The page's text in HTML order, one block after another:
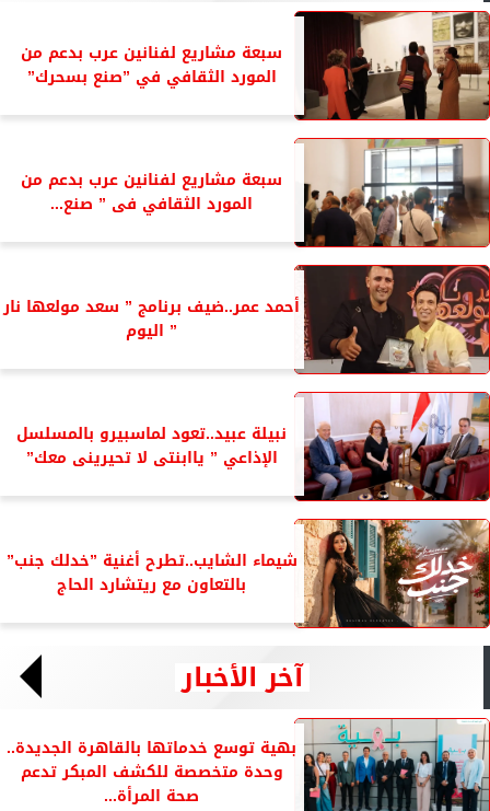
سبعة مشاريع لفنانين عرب بدعم من
المورد الثقافي في ”صنع بسحرك”
سبعة مشاريع لفنانين عرب بدعم من
المورد الثقافي فى ” صنع...
أحمد عمر..ضيف برنامج ” سعد مولعها نار
” اليوم
نبيلة عبيد..تعود لماسبيرو بالمسلسل
الإذاعي ” ياابنتى لا تحيرينى معك”
شيماء الشايب..تطرح أغنية ”خدلك جنب”
بالتعاون مع ريتشارد الحاج
آخر الأخبار
بهية توسع خدماتها بالقاهرة الجديدة..
وحدة متخصصة للكشف المبكر تدعم
صحة المرأة...